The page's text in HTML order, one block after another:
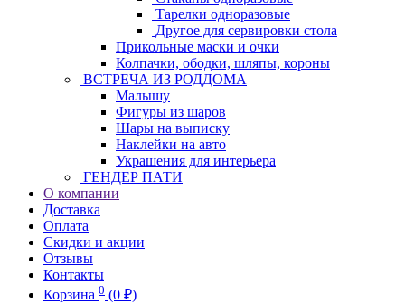
Тарелки одноразовые
Другое для сервировки стола
Прикольные маски и очки
Колпачки, ободки, шляпы, короны
ВСТРЕЧА ИЗ РОДДОМА
Малышу
Фигуры из шаров
Шары на выписку
Наклейки на авто
Украшения для интерьера
ГЕНДЕР ПАТИ
О компании
Доставка
Оплата
Скидки и акции
Отзывы
Контакты
Корзина 0 (0 ₽)